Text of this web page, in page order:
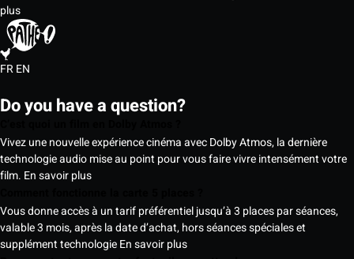
plus
FREN
Do you have a question?
Vivez une nouvelle expérience cinéma avec Dolby Atmos, la dernière
technologie audio mise au point pour vous faire vivre intensément votre
film. En savoir plus
Vous donne accès à un tarif préférentiel jusqu’à 3 places par séances,
valable 3 mois, après la date d’achat, hors séances spéciales et
supplément technologieEn savoir plus